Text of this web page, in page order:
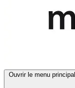
Ouvrir le menu principal